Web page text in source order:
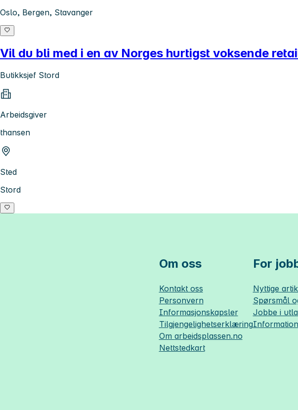
Oslo, Bergen, Stavanger
Vil du bli med i en av Norges hurtigst voksende
Butikksjef Stord
Arbeidsgiver
thansen
Sted
Stord
Om oss
Kontakt oss
Personvern
Informasjonskapsler
Tilgjengelighetserklæring
Om arbeidsplassen.no
Nettstedkart
For
Nyttige
Spørsmål
Jobbe i